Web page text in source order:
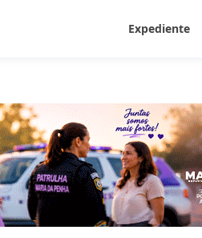
Expediente